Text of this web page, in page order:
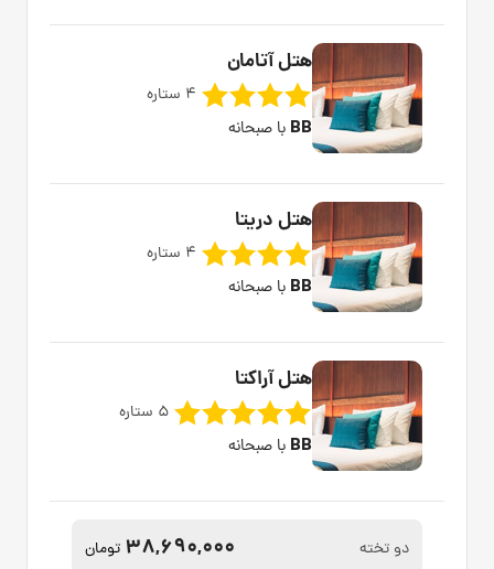
هتل آتامان
4 ستاره
BB با صبحانه
هتل دریتا
4 ستاره
BB با صبحانه
هتل آراکتا
5 ستاره
BB با صبحانه
دو تخته 38,690,000 تومان